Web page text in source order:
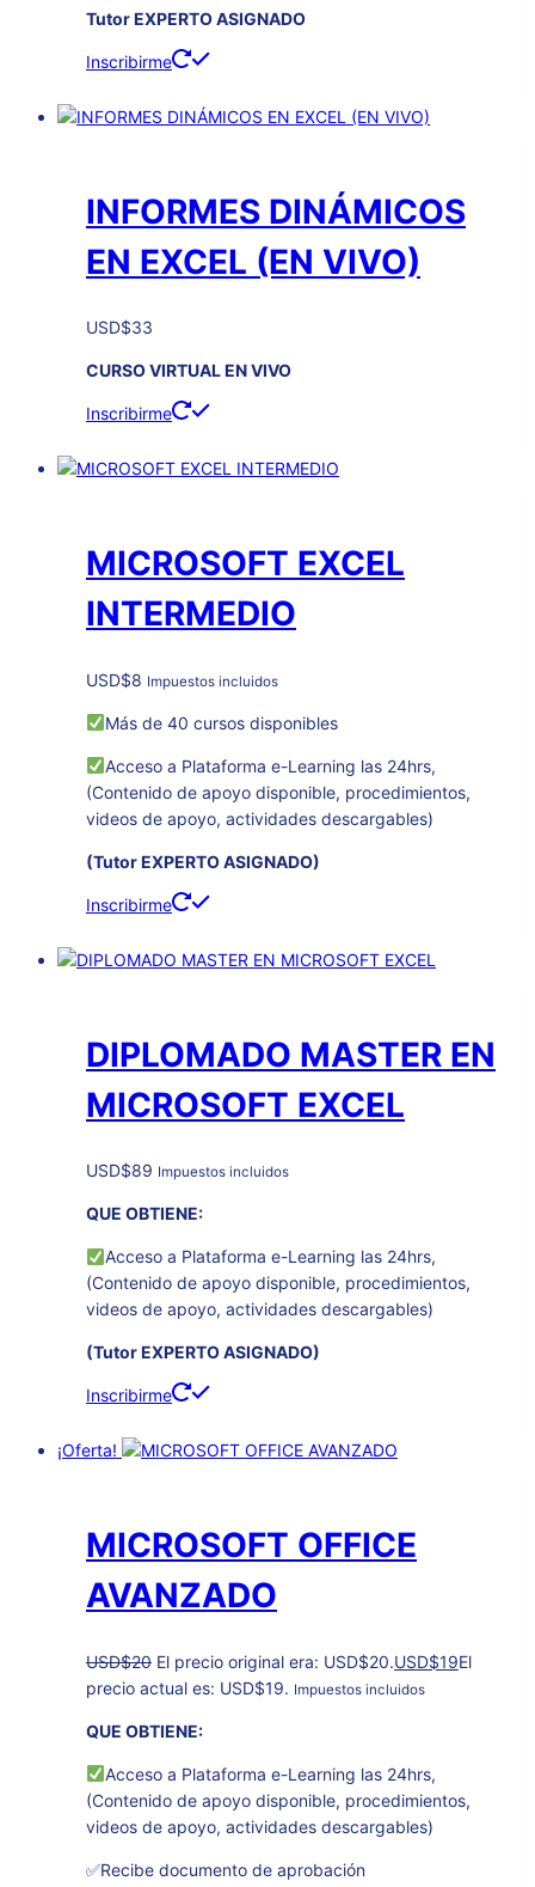
Tutor EXPERTO ASIGNADO
Inscribirme
INFORMES DINÁMICOS
EN EXCEL (EN VIVO)
USD$33
CURSO VIRTUAL EN VIVO
Inscribirme
MICROSOFT EXCEL
INTERMEDIO
USD$8 Impuestos incluidos
Más de 40 cursos disponibles
Acceso a Plataforma e-Learning las 24hrs,
(Contenido de apoyo disponible, procedimientos,
videos de apoyo, actividades descargables)
(Tutor EXPERTO ASIGNADO)
Inscribirme
DIPLOMADO MASTER EN
MICROSOFT EXCEL
USD$89 Impuestos incluidos
QUE OBTIENE:
Acceso a Plataforma e-Learning las 24hrs,
(Contenido de apoyo disponible, procedimientos,
videos de apoyo, actividades descargables)
(Tutor EXPERTO ASIGNADO)
Inscribirme
¡Oferta!
MICROSOFT OFFICE
AVANZADO
USD$20 El precio original era: USD$20.USD$19El
precio actual es: USD$19. Impuestos incluidos
QUE OBTIENE:
Acceso a Plataforma e-Learning las 24hrs,
(Contenido de apoyo disponible, procedimientos,
videos de apoyo, actividades descargables)
✅Recibe documento de aprobación